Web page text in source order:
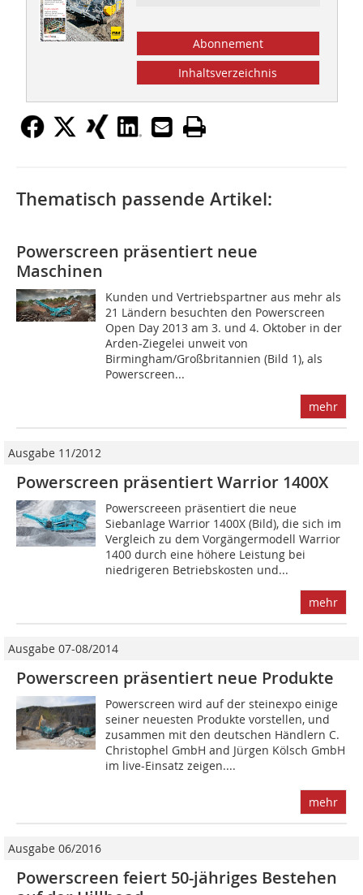
Abonnement
Inhaltsverzeichnis
Thematisch passende Artikel:
Powerscreen präsentiert neue
Maschinen
Kunden und Vertriebspartner aus mehr als
21 Ländern besuchten den Powerscreen
Open Day 2013 am 3. und 4. Oktober in der
Arden-Ziegelei unweit von
Birmingham/Großbritannien (Bild 1), als
Powerscreen...
mehr
Ausgabe 11/2012
Powerscreen präsentiert Warrior 1400X
Powerscreeen präsentiert die neue
Siebanlage Warrior 1400X (Bild), die sich im
Vergleich zu dem Vorgängermodell Warrior
1400 durch eine höhere Leistung bei
niedrigeren Betriebskosten und...
mehr
Ausgabe 07-08/2014
Powerscreen präsentiert neue Produkte
Powerscreen wird auf der steinexpo einige
seiner neuesten Produkte vorstellen, und
zusammen mit den deutschen Händlern C.
Christophel GmbH and Jürgen Kölsch GmbH
im live-Einsatz zeigen....
mehr
Ausgabe 06/2016
Powerscreen feiert 50-jähriges Bestehen